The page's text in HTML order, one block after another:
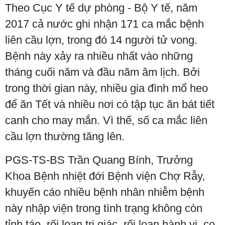
Theo Cục Y tế dự phòng - Bộ Y tế, năm
2017 cả nước ghi nhận 171 ca mắc bệnh
liên cầu lợn, trong đó 14 người tử vong.
Bệnh này xảy ra nhiều nhất vào những
tháng cuối năm và đầu năm âm lịch. Bởi
trong thời gian này, nhiều gia đình mổ heo
để ăn Tết và nhiều nơi có tập tục ăn bát tiết
canh cho may mắn. Vì thế, số ca mắc liên
cầu lợn thường tăng lên.
PGS-TS-BS Trần Quang Bính, Trưởng
Khoa Bệnh nhiệt đới Bệnh viện Chợ Rẫy,
khuyến cáo nhiều bệnh nhân nhiễm bệnh
này nhập viện trong tình trạng không còn